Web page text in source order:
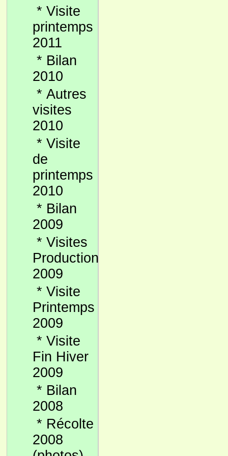
* Visite
printemps
2011
* Bilan
2010
* Autres
visites
2010
* Visite
de
printemps
2010
* Bilan
2009
* Visites
Production
2009
* Visite
Printemps
2009
* Visite
Fin Hiver
2009
* Bilan
2008
* Récolte
2008